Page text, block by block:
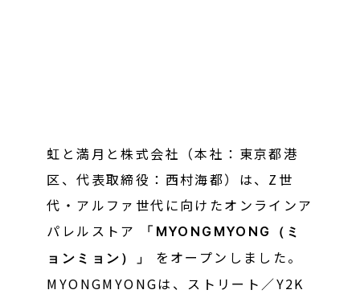
虹と満月と株式会社（本社：東京都港
区、代表取締役：西村海都）は、Z世
代・アルファ世代に向けたオンラインア
パレルストア
「MYONGMYONG（ミ
ョンミョン）」
をオープンしました。
MYONGMYONGは、ストリート／Y2K